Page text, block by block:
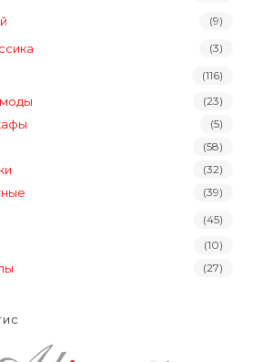
(9)
(3)
(116)
(23)
(5)
(58)
(32)
(39)
(45)
(10)
(27)